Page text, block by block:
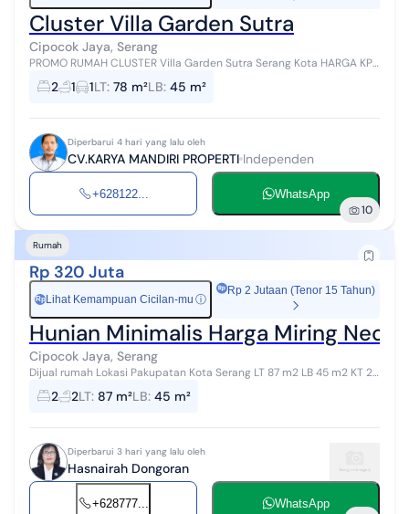
Cluster Villa Garden Sutra
Cipocok Jaya, Serang
PROMO RUMAH CLUSTER Villa Garden Sutra Serang Kota HARGA KPR
450 JUTA'AN - Type 45/78 KPR Cluster - Booking Unit 2 Juta - Tanpa
Uang ( Free Dp...
2 1 1LT: 78 m²LB: 45 m²
Diperbarui 4 hari yang lalu oleh
CV.KARYA MANDIRI PROPERTI Independen
+628122... WhatsApp
10
Rumah
Rp 320 Juta
Rp Lihat Kemampuan Cicilan-mu ⓘ
Rp 2 Jutaan (Tenor 15 Tahun)
Hunian Minimalis Harga Miring Neo
Cipocok Jaya, Serang
Dijual rumah Lokasi Pakupatan Kota Serang LT 87 m2 LB 45 m2 KT 2
KM 2 Harga 320jt RJ00329xxxx
2 2LT: 87 m²LB: 45 m²
Diperbarui 3 hari yang lalu oleh
Hasnairah Dongoran
+628777... WhatsApp